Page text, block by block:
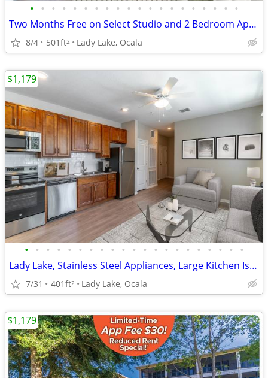
• • • • • • • • • • • • • • • • • • • •
Two Months Free on Select Studio and 2 Bedroom Apartment Homes*
8/4 501ft2 Lady Lake, Ocala
• • • • • • • • • • • • • • • • • • • • •
Lady Lake, Stainless Steel Appliances, Large Kitchen Island
7/31 401ft2 Lady Lake, Ocala
$1,179
$1,179